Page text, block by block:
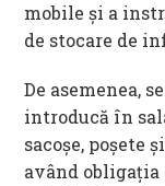
mobile și a
de stocare de
De asemenea,
introducă în
sacoșe, poșete
având obligația